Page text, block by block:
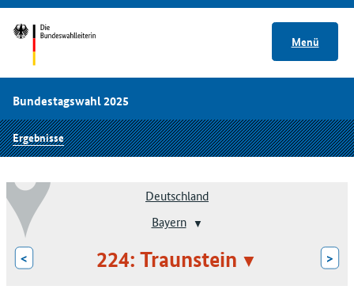
Menü
Bundestagswahl 2025
Ergebnisse
Deutschland
Bayern
< 224: Traunstein >